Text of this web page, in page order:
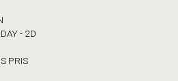
- 2D
PRIS